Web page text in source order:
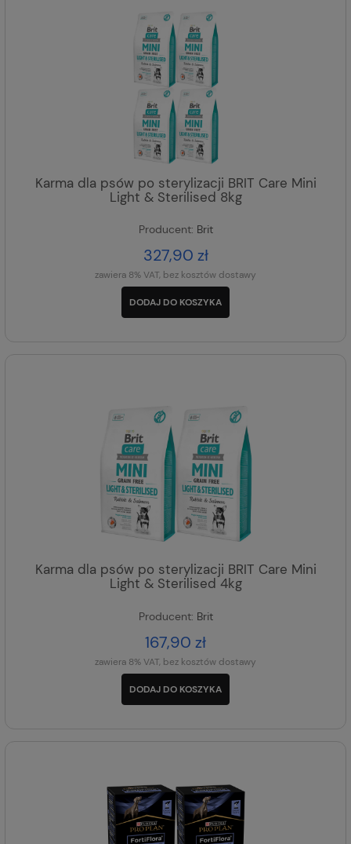
Karma dla psów po sterylizacji BRIT Care Mini
Light & Sterilised 8kg
Producent: Brit
327,90 zł
zawiera 8% VAT, bez kosztów dostawy
DODAJ DO KOSZYKA
Karma dla psów po sterylizacji BRIT Care Mini
Light & Sterilised 4kg
Producent: Brit
167,90 zł
zawiera 8% VAT, bez kosztów dostawy
DODAJ DO KOSZYKA